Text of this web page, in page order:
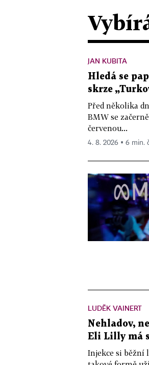
JAN KUBITA
Hledá se
skrze
Před několika
BMW se
červenou...
4. 8. 2026 ▪ 6 min.
LUDĚK VAINERT
Nehladov,
Eli Lilly má
Injekce si běžní